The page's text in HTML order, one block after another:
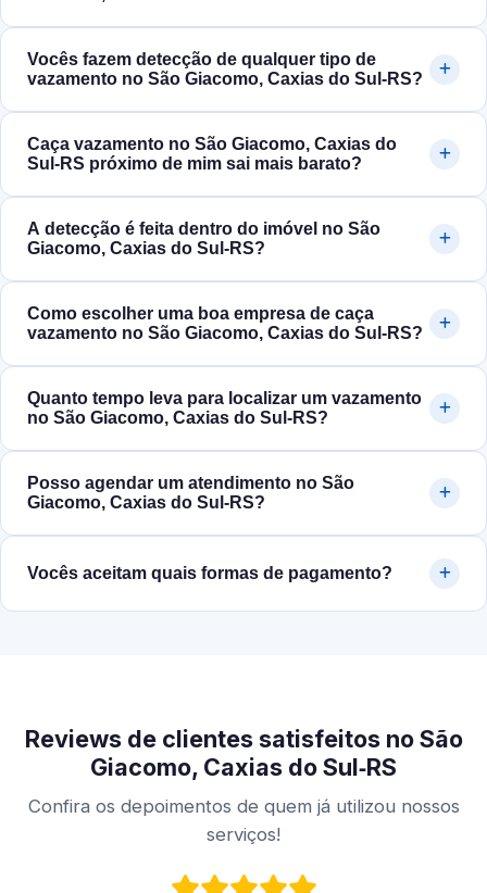
Vocês fazem detecção de qualquer tipo de
vazamento no São Giacomo, Caxias do Sul‑RS?
Caça vazamento no São Giacomo, Caxias do
Sul‑RS próximo de mim sai mais barato?
A detecção é feita dentro do imóvel no São
Giacomo, Caxias do Sul‑RS?
Como escolher uma boa empresa de caça
vazamento no São Giacomo, Caxias do Sul‑RS?
Quanto tempo leva para localizar um vazamento
no São Giacomo, Caxias do Sul‑RS?
Posso agendar um atendimento no São
Giacomo, Caxias do Sul‑RS?
Vocês aceitam quais formas de pagamento?
Reviews de clientes satisfeitos no São
Giacomo, Caxias do Sul‑RS
Confira os depoimentos de quem já utilizou nossos
serviços!